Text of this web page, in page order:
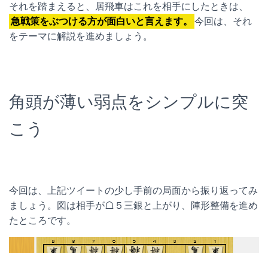
それを踏まえると、居飛車はこれを相手にしたときは、
急戦策をぶつける方が面白いと言えます。
今回は、それ
をテーマに解説を進めましょう。
角頭が薄い弱点をシンプルに突
こう
今回は、上記ツイートの少し手前の局面から振り返ってみ
ましょう。図は相手が☖５三銀と上がり、陣形整備を進め
たところです。